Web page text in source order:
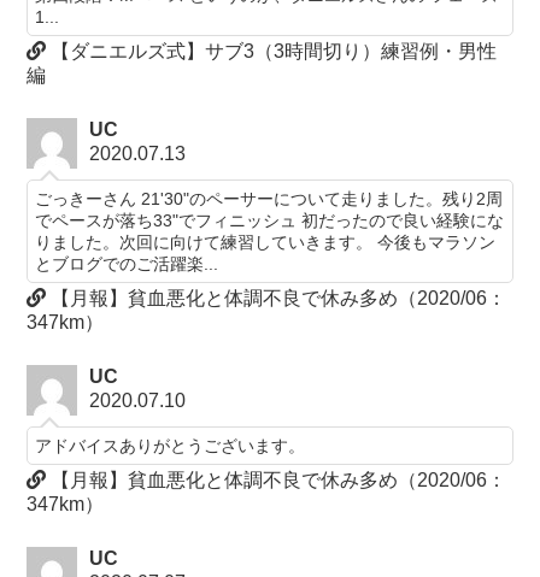
1...
【ダニエルズ式】サブ3（3時間切り）練習例・男性
編
UC
2020.07.13
ごっきーさん 21'30"のペーサーについて走りました。残り2周
でペースが落ち33"でフィニッシュ 初だったので良い経験にな
りました。次回に向けて練習していきます。 今後もマラソン
とブログでのご活躍楽...
【月報】貧血悪化と体調不良で休み多め（2020/06：
347km）
UC
2020.07.10
アドバイスありがとうございます。
【月報】貧血悪化と体調不良で休み多め（2020/06：
347km）
UC